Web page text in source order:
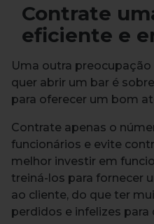
Contrate
eficiente e
Uma outra
quer abrir um bar é
para oferecer um bom
Contrate apenas o
funcionários e evite
melhor investir em
treiná-los para fornecer
ao cliente, do que ter
perdidos e infelizes para